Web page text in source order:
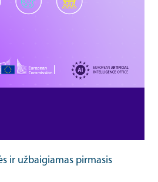
ir užbaigiamas pirmasis